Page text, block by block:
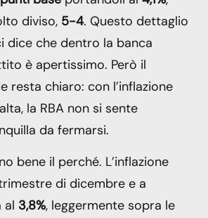
diviso, 5-4. Questo dettaglio
dice che dentro la banca
è apertissimo. Però il
resta chiaro: con l’inflazione
la RBA non si sente
da fermarsi.
bene il perché. L’inflazione
di dicembre e a
al 3,8%, leggermente sopra le